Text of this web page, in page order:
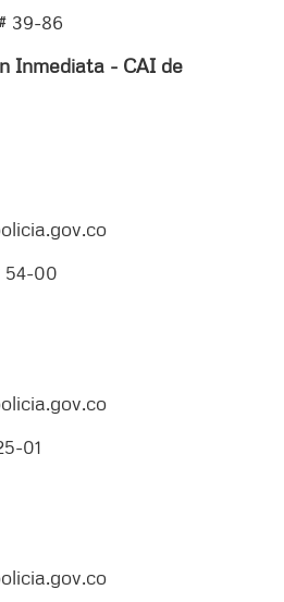
39-86
Inmediata - CAI de
54-00
01